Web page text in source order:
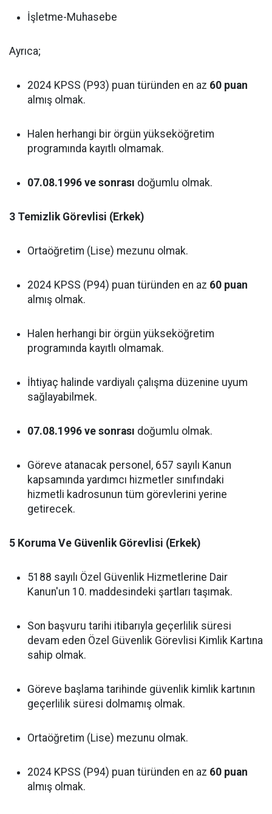
İşletme-Muhasebe
Ayrıca;
2024 KPSS (P93) puan türünden en az 60 puan
almış olmak.
Halen herhangi bir örgün yükseköğretim
programında kayıtlı olmamak.
07.08.1996 ve sonrası doğumlu olmak.
3 Temizlik Görevlisi (Erkek)
Ortaöğretim (Lise) mezunu olmak.
2024 KPSS (P94) puan türünden en az 60 puan
almış olmak.
Halen herhangi bir örgün yükseköğretim
programında kayıtlı olmamak.
İhtiyaç halinde vardiyalı çalışma düzenine uyum
sağlayabilmek.
07.08.1996 ve sonrası doğumlu olmak.
Göreve atanacak personel, 657 sayılı Kanun
kapsamında yardımcı hizmetler sınıfındaki
hizmetli kadrosunun tüm görevlerini yerine
getirecek.
5 Koruma Ve Güvenlik Görevlisi (Erkek)
5188 sayılı Özel Güvenlik Hizmetlerine Dair
Kanun'un 10. maddesindeki şartları taşımak.
Son başvuru tarihi itibarıyla geçerlilik süresi
devam eden Özel Güvenlik Görevlisi Kimlik Kartına
sahip olmak.
Göreve başlama tarihinde güvenlik kimlik kartının
geçerlilik süresi dolmamış olmak.
Ortaöğretim (Lise) mezunu olmak.
2024 KPSS (P94) puan türünden en az 60 puan
almış olmak.